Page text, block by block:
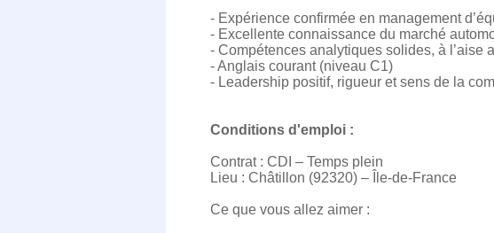
- Expérience confirmée en management
- Excellente connaissance du marché
- Compétences analytiques solides, à l’aise
- Anglais courant (niveau C1)
- Leadership positif, rigueur et sens de la
Conditions d'emploi :
Contrat : CDI – Temps plein
Lieu : Châtillon (92320) – Île-de-France
Ce que vous allez aimer :